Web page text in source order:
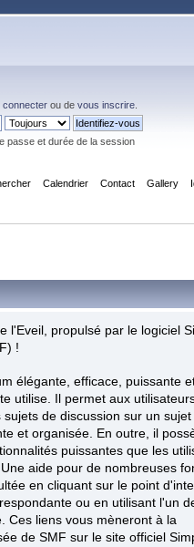
connecter ou de vous inscrire
passe et durée de la session
Calendrier Contact Gallery
l'Eveil, propulsé par le logiciel
!
élégante, efficace, puissante
utilise. Il permet aux
de discussion sur un
et organisée. En outre, il
puissantes que les
aide pour de nombreuses
en cliquant sur le point
ou en utilisant l'un
Ces liens vous mèneront à la
de SMF sur le site officiel